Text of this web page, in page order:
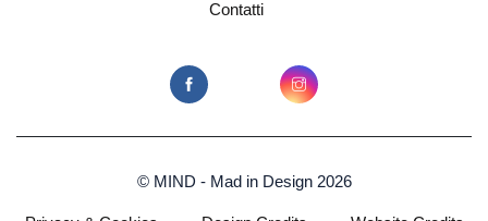
Contatti
© MIND - Mad in Design 2026